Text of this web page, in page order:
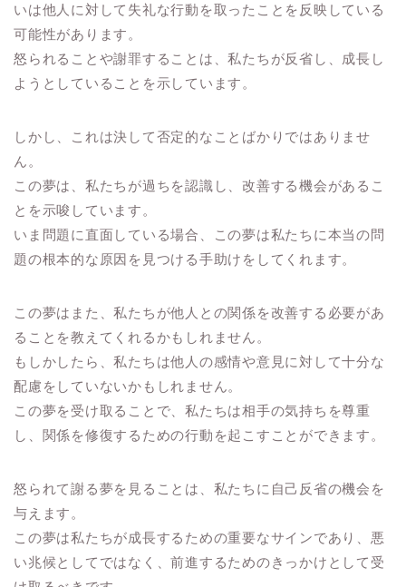
いは他人に対して失礼な行動を取ったことを反映している
可能性があります。
怒られることや謝罪することは、私たちが反省し、成長し
ようとしていることを示しています。
しかし、これは決して否定的なことばかりではありませ
ん。
この夢は、私たちが過ちを認識し、改善する機会があるこ
とを示唆しています。
いま問題に直面している場合、この夢は私たちに本当の問
題の根本的な原因を見つける手助けをしてくれます。
この夢はまた、私たちが他人との関係を改善する必要があ
ることを教えてくれるかもしれません。
もしかしたら、私たちは他人の感情や意見に対して十分な
配慮をしていないかもしれません。
この夢を受け取ることで、私たちは相手の気持ちを尊重
し、関係を修復するための行動を起こすことができます。
怒られて謝る夢を見ることは、私たちに自己反省の機会を
与えます。
この夢は私たちが成長するための重要なサインであり、悪
い兆候としてではなく、前進するためのきっかけとして受